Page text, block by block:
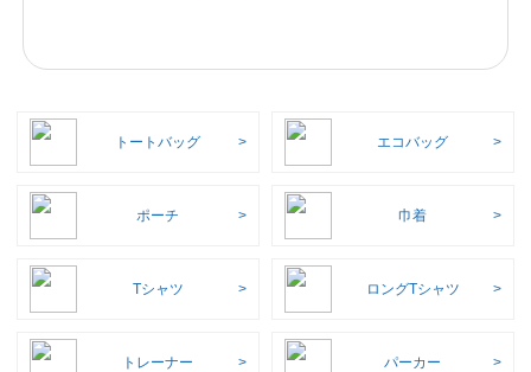
トートバッグ エコバッグ
ポーチ 巾着
Tシャツ ロングTシャツ
トレーナー パーカー